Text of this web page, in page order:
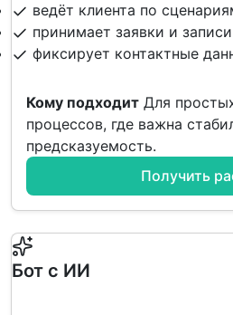
ведёт клиента по
принимает заявки и записи
фиксирует контактные
Кому подходит Для
процессов, где важна
предсказуемость.
Получить
Бот с ИИ